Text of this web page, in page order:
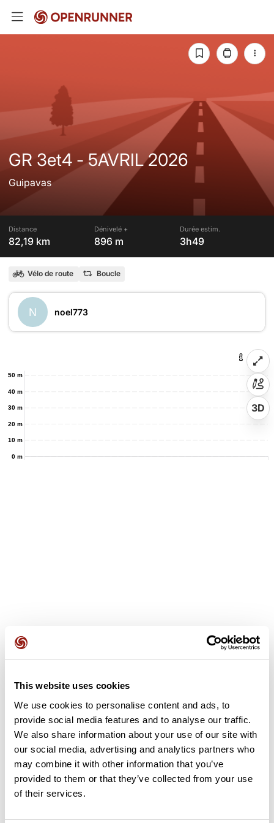
This website uses cookies
We use cookies to personalise content and ads, to
provide social media features and to analyse our traffic.
We also share information about your use of our site with
our social media, advertising and analytics partners who
may combine it with other information that you’ve
provided to them or that they’ve collected from your use
of their services.
GR 3et4 - 5AVRIL 2026
Guipavas
Distance
82,19 km
Dénivelé +
896 m
Durée estim.
3h49
Vélo de route Boucle
N noel773
0 m
10 m
20 m
30 m
40 m
50 m
3D
Ajouter un avis
Découvrez ce parcours de vélo de 82,2 km à proximité de